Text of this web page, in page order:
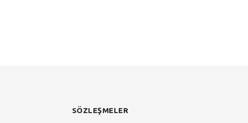
SÖZLEŞMELER